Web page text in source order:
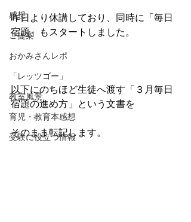
感想
ご提案
おかみさんレポ
「レッツゴー」
教室風景
育児・教育本感想
受験に役立つ情報
昨日より休講しており、同時に「毎日
宿題」もスタートしました。
以下にのちほど生徒へ渡す「３月毎日
宿題の進め方」という文書を
そのまま転記します。